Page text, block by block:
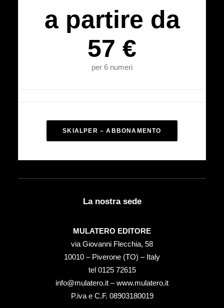
a partire da
57 €
per 6 numeri
SKIALPER – ABBONAMENTO
La nostra sede
MULATERO EDITORE
via Giovanni Flecchia, 58
10010 – Piverone (TO) – Italy
tel ‭0125 72615‬
info@mulatero.it –www.mulatero.it
P.iva e C.F. 08903180019